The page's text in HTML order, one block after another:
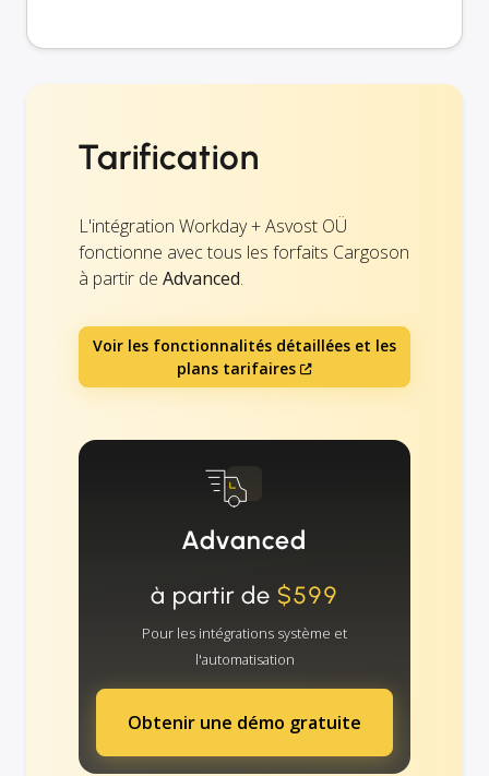
Tarification
L'intégration Workday + Asvost OÜ
fonctionne avec tous les forfaits Cargoson
à partir de Advanced.
Voir les fonctionnalités détaillées et les
plans tarifaires
Advanced
à partir de $599
Pour les intégrations système et
l'automatisation
Obtenir une démo gratuite